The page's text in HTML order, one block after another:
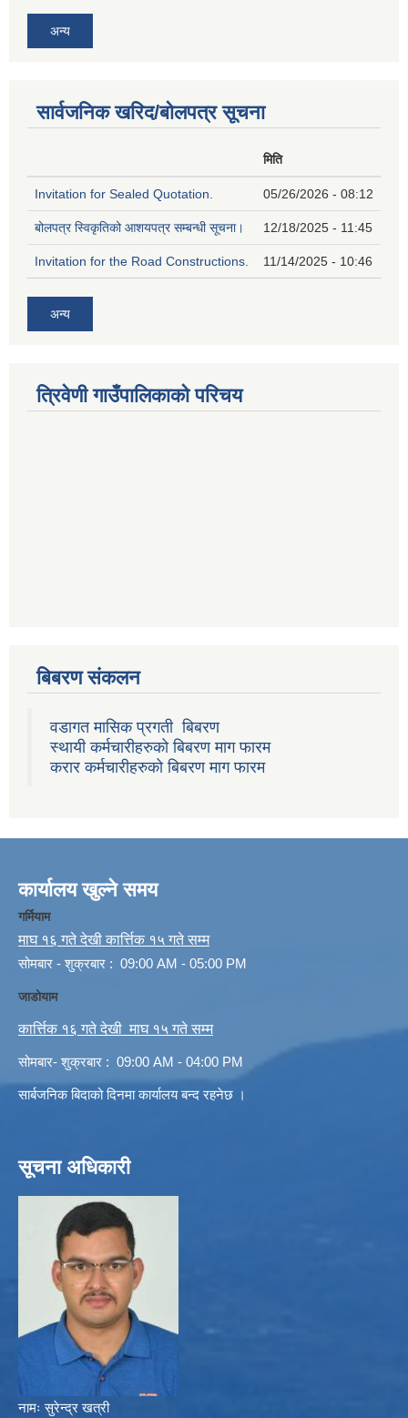
अन्य
सार्वजनिक खरिद/बोलपत्र सूचना
मिति
Invitation for Sealed Quotation. 05/26/2026 - 08:12
बोलपत्र स्विकृतिको आशयपत्र सम्बन्धी सूचना। 12/18/2025 - 11:45
Invitation for the Road Constructions. 11/14/2025 - 10:46
अन्य
त्रिवेणी गाउँपालिकाको परिचय
बिबरण संकलन
वडागत मासिक प्रगती बिबरण
स्थायी कर्मचारीहरुको बिबरण माग फारम
करार कर्मचारीहरुको बिबरण माग फारम
कार्यालय खुल्ने समय
गर्मियाम
माघ १६ गते देखी कार्त्तिक १५ गते सम्म
सोमबार - शुक्रबार : 09:00 AM - 05:00 PM
जाडोयाम
कार्त्तिक १६ गते देखी माघ १५ गते सम्म
सोमबार- शुक्रबार : 09:00 AM - 04:00 PM
सार्बजनिक बिदाको दिनमा कार्यालय बन्द रहनेछ ।
सूचना अधिकारी
नामः सुरेन्द्र खत्री